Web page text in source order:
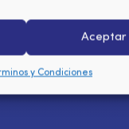
Aceptar
y Condiciones